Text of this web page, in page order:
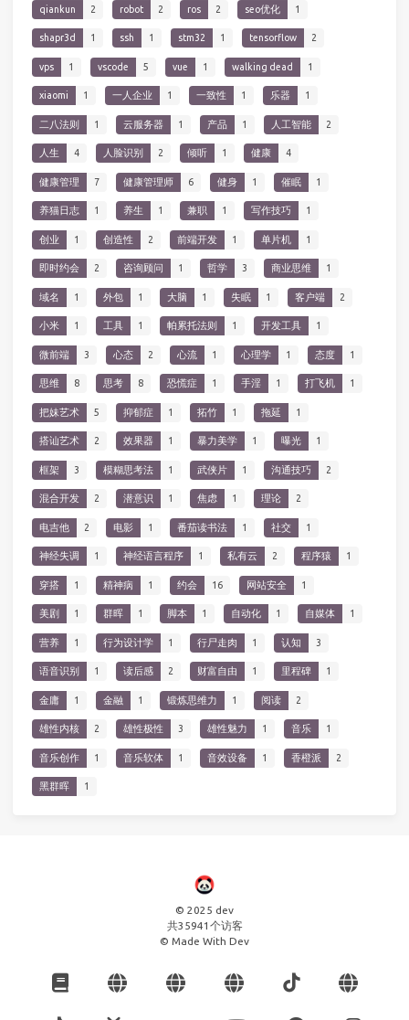
qiankun 2 robot 2 ros 2 seo优化 1
shapr3d 1 ssh 1 stm32 1 tensorflow 2
vps 1 vscode 5 vue 1 walking dead 1
xiaomi 1 一人企业 1 一致性 1 乐器 1
二八法则 1 云服务器 1 产品 1 人工智能 2
人生 4 人脸识别 2 倾听 1 健康 4
健康管理 7 健康管理师 6 健身 1 催眠 1
养猫日志 1 养生 1 兼职 1 写作技巧 1
创业 1 创造性 2 前端开发 1 单片机 1
即时约会 2 咨询顾问 1 哲学 3 商业思维 1
域名 1 外包 1 大脑 1 失眠 1 客户端 2
小米 1 工具 1 帕累托法则 1 开发工具 1
微前端 3 心态 2 心流 1 心理学 1 态度 1
思维 8 思考 8 恐慌症 1 手淫 1 打飞机 1
把妹艺术 5 抑郁症 1 拓竹 1 拖延 1
搭讪艺术 2 效果器 1 暴力美学 1 曝光 1
框架 3 模糊思考法 1 武侠片 1 沟通技巧 2
混合开发 2 潜意识 1 焦虑 1 理论 2
电吉他 2 电影 1 番茄读书法 1 社交 1
神经失调 1 神经语言程序 1 私有云 2 程序猿 1
穿搭 1 精神病 1 约会 16 网站安全 1
美剧 1 群晖 1 脚本 1 自动化 1 自媒体 1
营养 1 行为设计学 1 行尸走肉 1 认知 3
语音识别 1 读后感 2 财富自由 1 里程碑 1
金庸 1 金融 1 锻炼思维力 1 阅读 2
雄性内核 2 雄性极性 3 雄性魅力 1 音乐 1
音乐创作 1 音乐软体 1 音效设备 1 香橙派 2
黑群晖 1
© 2025 dev
共35941 个访客
© Made With Dev